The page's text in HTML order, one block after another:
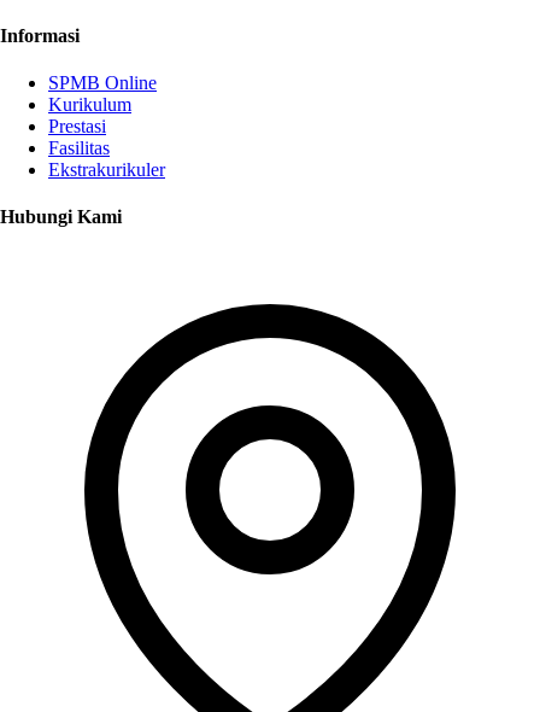
Informasi
SPMB Online
Kurikulum
Prestasi
Fasilitas
Ekstrakurikuler
Hubungi Kami